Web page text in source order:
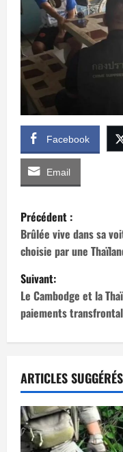
Facebook
Email
N
a
v
i
g
t
i
o
Précédent :
Brûlée vive dans sa
choisie par une
Suivant:
Le Cambodge et la
paiements
ARTICLES SUGGÉRÉS